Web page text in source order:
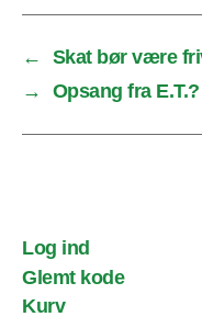
←
Skat bør være
→
Opsang fra
Log ind
Glemt kode
Kurv